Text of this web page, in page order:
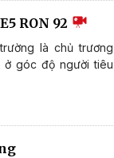
RON 92
là chủ trương
ở góc độ người tiêu